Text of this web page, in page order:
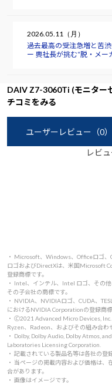
2026.05.11（月）
過去最高の受注急増と苦渋
ー 軣社長が挑む“脱・メ
DAIV Z7-3060Ti (モニター
チコミをみる
ユーザーレビュー （0）
レビ
・ Microsoft、Windows、Officeロゴ
ロゴおよびDirectXは、米国Microsoft
登録商標です。
・ Intel、インテル、Intel ロゴ、その
その子会社の商標です。
・ NVIDIA、NVIDIAロゴ、CUDA、
におけるNVIDIA Corporationの登録商標
・ 🄫2021 Advanced Micro Devices,
Ryzen、Radeon、およびその組み合わ
・ Dolby, Dolby Audio, Dolby Atmos,
Laboratories Licensing Corporation.
・ 記載されている製品名等は各社の登
・ 当ページの掲載内容および価格は
合があります。
・ 画像はイメージです。